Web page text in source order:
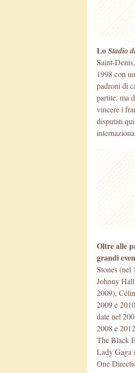
LoStadio
Saint-
1998 con
padroni di
partite, ma
vincere i
disputati
Oltre alle
grandi
Stones (nel
Johnny
2009),
2009 e
date nel
2008 e
The Black
Lady Gaga
One